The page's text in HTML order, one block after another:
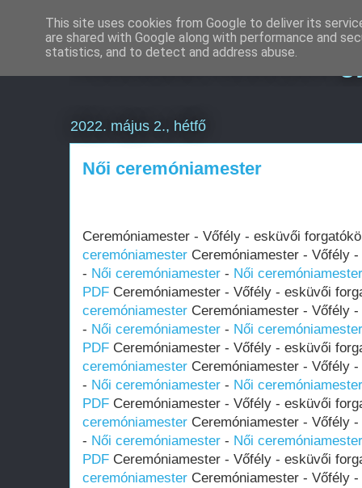
Weboldal készítés
2022. május 2., hétfő
Női ceremóniamester
Ceremóniamester - Vőfély - esküvői
ceremóniamester Ceremóniamester - Vőfély
- Női ceremóniamester - Női
PDF Ceremóniamester - Vőfély - esküvői
ceremóniamester Ceremóniamester - Vőfély
- Női ceremóniamester - Női
PDF Ceremóniamester - Vőfély - esküvői
ceremóniamester Ceremóniamester - Vőfély
- Női ceremóniamester - Női
PDF Ceremóniamester - Vőfély - esküvői
ceremóniamester Ceremóniamester - Vőfély
- Női ceremóniamester - Női
PDF Ceremóniamester - Vőfély - esküvői
ceremóniamester Ceremóniamester - Vőfély
This site uses cookies from Google to deliver its
are shared with Google along with performance and
statistics, and to detect and address abuse.